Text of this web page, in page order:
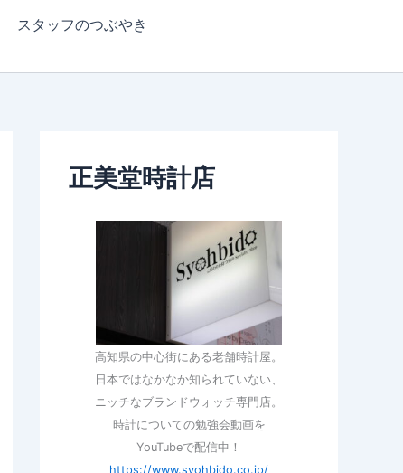
スタッフのつぶやき
正美堂時計店
高知県の中心街にある老舗時計屋。
日本ではなかなか知られていない、
ニッチなブランドウォッチ専門店。
時計についての勉強会動画を
YouTubeで配信中！
https://www.syohbido.co.jp/